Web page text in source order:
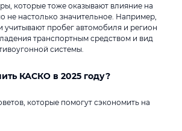
которые тоже оказывают влияние на
не настолько значительное. Например,
учитывают пробег автомобиля и регион
транспортным средством и вид
системы.
КАСКО в 2025 году?
которые помогут сэкономить на